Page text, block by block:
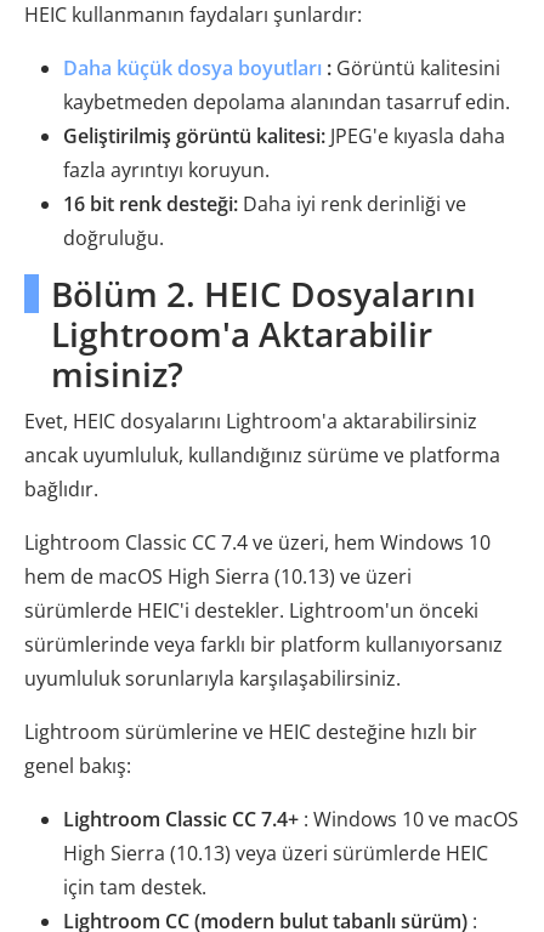
HEIC kullanmanın faydaları şunlardır:
Daha küçük dosya boyutları : Görüntü kalitesini
kaybetmeden depolama alanından tasarruf edin.
Geliştirilmiş görüntü kalitesi: JPEG'e kıyasla daha
fazla ayrıntıyı koruyun.
16 bit renk desteği: Daha iyi renk derinliği ve
doğruluğu.
Bölüm 2. HEIC Dosyalarını
Lightroom'a Aktarabilir
misiniz?
Evet, HEIC dosyalarını Lightroom'a aktarabilirsiniz
ancak uyumluluk, kullandığınız sürüme ve platforma
bağlıdır.
Lightroom Classic CC 7.4 ve üzeri, hem Windows 10
hem de macOS High Sierra (10.13) ve üzeri
sürümlerde HEIC'i destekler. Lightroom'un önceki
sürümlerinde veya farklı bir platform kullanıyorsanız
uyumluluk sorunlarıyla karşılaşabilirsiniz.
Lightroom sürümlerine ve HEIC desteğine hızlı bir
genel bakış:
Lightroom Classic CC 7.4+ : Windows 10 ve macOS
High Sierra (10.13) veya üzeri sürümlerde HEIC
için tam destek.
Lightroom CC (modern bulut tabanlı sürüm) :